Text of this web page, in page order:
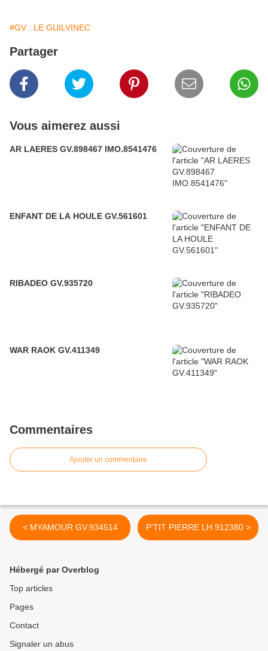
#GV : LE GUILVINEC
Partager
Vous aimerez aussi
AR LAERES GV.898467 IMO.8541476
ENFANT DE LA HOULE GV.561601
RIBADEO GV.935720
WAR RAOK GV.411349
Commentaires
Ajouter un commentaire
< MYAMOUR GV.934514 P'TIT PIERRE LH.912380 >
Hébergé par Overblog
Top articles
Pages
Contact
Signaler un abus